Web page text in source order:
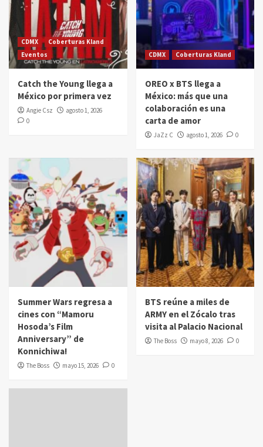
CDMX
Coberturas Kland
Eventos
Catch the Young llega a
México por primera vez
Angie Csz
agosto 1, 2026
0
CDMX Coberturas Kland
OREO x BTS llega a
México: más que una
colaboración es una
carta de amor
JaZz C agosto 1, 2026 0
Summer Wars regresa a
cines con “Mamoru
Hosoda’s Film
Anniversary” de
Konnichiwa!
The Boss mayo 15, 2026 0
BTS reúne a miles de
ARMY en el Zócalo tras
visita al Palacio Nacional
The Boss mayo 8, 2026 0